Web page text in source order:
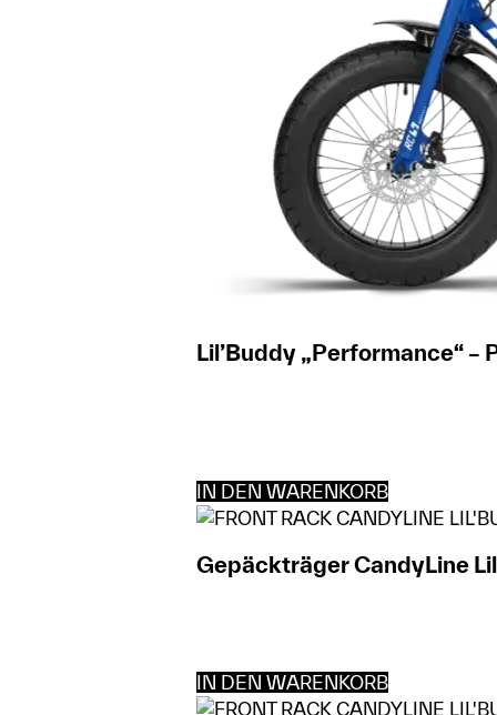
Lil’Buddy „Performance“ –
IN DEN WARENKORB
Gepäckträger CandyLine
IN DEN WARENKORB